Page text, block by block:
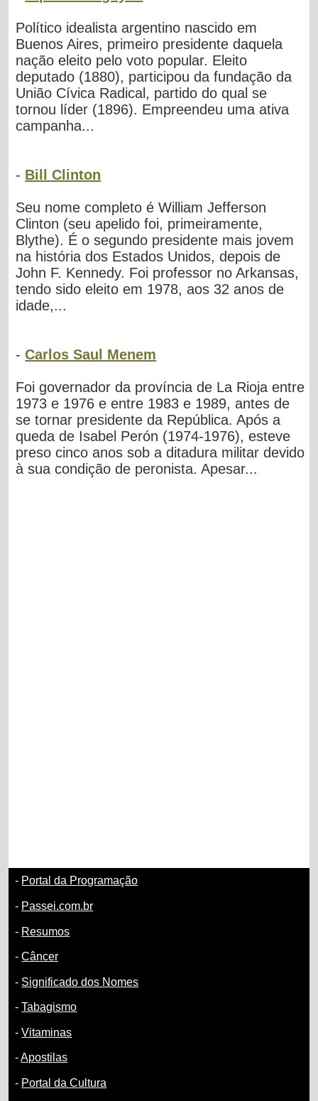
Político idealista argentino nascido em
Buenos Aires, primeiro presidente daquela
nação eleito pelo voto popular. Eleito
deputado (1880), participou da fundação da
União Cívica Radical, partido do qual se
tornou líder (1896). Empreendeu uma ativa
campanha...
- Bill Clinton
Seu nome completo é William Jefferson
Clinton (seu apelido foi, primeiramente,
Blythe). É o segundo presidente mais jovem
na história dos Estados Unidos, depois de
John F. Kennedy. Foi professor no Arkansas,
tendo sido eleito em 1978, aos 32 anos de
idade,...
-Carlos Saul Menem
Foi governador da província de La Rioja entre
1973 e 1976 e entre 1983 e 1989, antes de
se tornar presidente da República. Após a
queda de Isabel Perón (1974-1976), esteve
preso cinco anos sob a ditadura militar devido
à sua condição de peronista. Apesar...
- Portal da Programação
- Passei.com.br
- Resumos
-Câncer
- Significado dos Nomes
-Tabagismo
-Vitaminas
-Apostilas
- Portal da Cultura